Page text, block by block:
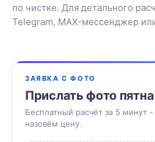
по чистке. Для детального
Telegram, MAX-мессенджер
ЗАЯВКА С ФОТО
Прислать фото пятна
Бесплатный расчёт за 5 минут
назовём цену.